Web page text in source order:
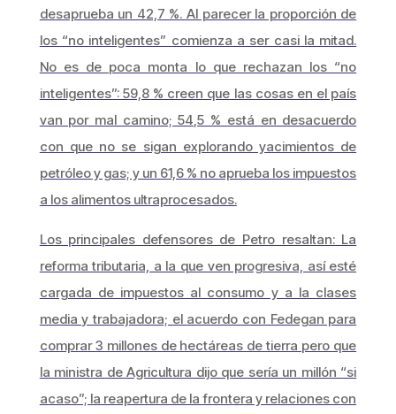
desaprueba un 42,7 %. Al parecer la proporción de
los “no inteligentes” comienza a ser casi la mitad.
No es de poca monta lo que rechazan los “no
inteligentes”: 59,8 % creen que las cosas en el país
van por mal camino; 54,5 % está en desacuerdo
con que no se sigan explorando yacimientos de
petróleo y gas; y un 61,6 % no aprueba los impuestos
a los alimentos ultraprocesados.
Los principales defensores de Petro resaltan: La
reforma tributaria, a la que ven progresiva, así esté
cargada de impuestos al consumo y a la clases
media y trabajadora; el acuerdo con Fedegan para
comprar 3 millones de hectáreas de tierra pero que
la ministra de Agricultura dijo que sería un millón “si
acaso”; la reapertura de la frontera y relaciones con